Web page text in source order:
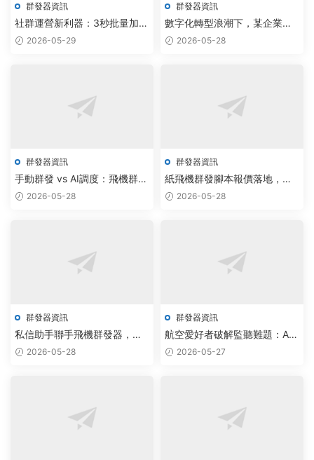
群發器資訊
社群運營新利器：3秒批量加
群，飛機群發器效率提升200%
2026-05-29
群發器資訊
數字化轉型浪潮下，某企業推
出免費版Telegram協議系統，
2026-05-28
群發器資訊
手動群發 vs AI調度：飛機群發
器與TG群采集網頁版如何重塑
2026-05-28
群發器資訊
紙飛機群發腳本報價落地，雲
原生調度驅動通訊效率提升
2026-05-28
群發器資訊
私信助手聯手飛機群發器，發
布無限制版Telegram源碼驅動
2026-05-28
群發器資訊
航空愛好者破解監聽難題：AI
群發器與免費源碼實現實時追
2026-05-27